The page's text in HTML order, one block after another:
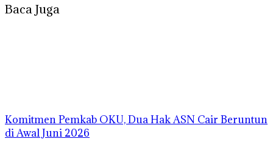
Baca Juga
Komitmen Pemkab OKU, Dua Hak ASN Cair Beruntun
di Awal Juni 2026